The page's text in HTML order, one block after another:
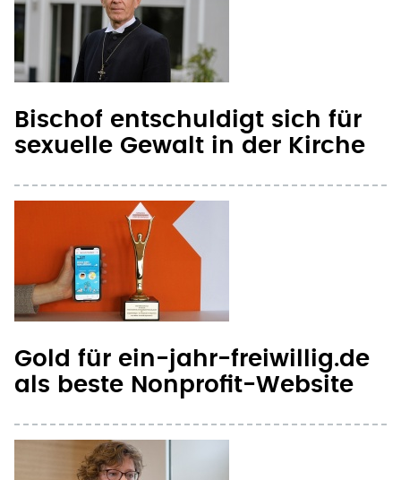
Bischof entschuldigt sich für
sexuelle Gewalt in der Kirche
Gold für ein-jahr-freiwillig.de
als beste Nonprofit-Website